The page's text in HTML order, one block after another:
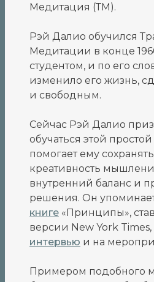
Медитация (ТМ).
Рэй Далио обучился
Медитации в конце
студентом, и по его
изменило его жизнь,
и свободным.
Сейчас Рэй Далио
обучаться этой
помогает ему
креативность
внутренний баланс и
решения. Он
книге «Принципы»,
версии New York
интервью и на
Примером подобного